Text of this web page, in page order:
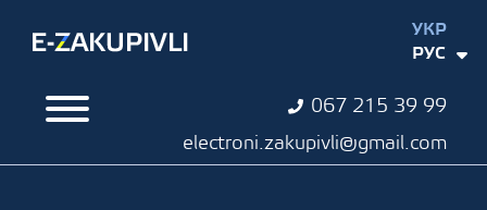
067 215 39 99
electroni.zakupivli@gmail.com
УКР
РУС